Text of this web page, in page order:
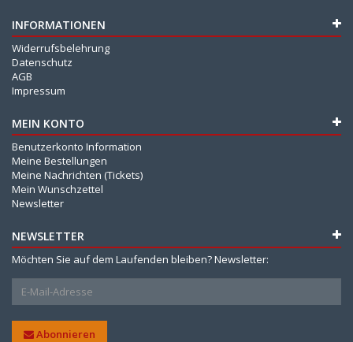
INFORMATIONEN
Widerrufsbelehrung
Datenschutz
AGB
Impressum
MEIN KONTO
Benutzerkonto Information
Meine Bestellungen
Meine Nachrichten (Tickets)
Mein Wunschzettel
Newsletter
NEWSLETTER
Möchten Sie auf dem Laufenden bleiben? Newsletter:
Abonnieren